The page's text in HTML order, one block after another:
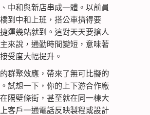
中和與新店串成一體。以前員
到中和上班，搭公車擠得要
運幾站就到。這對天天要搶人
來說，通勤時間變短，意味著
受度大幅提升。
群聚效應，帶來了無可比擬的
試想一下，你的上下游合作廠
隔壁條街，甚至就在同一棟大
客戶一通電話反映製程或設計